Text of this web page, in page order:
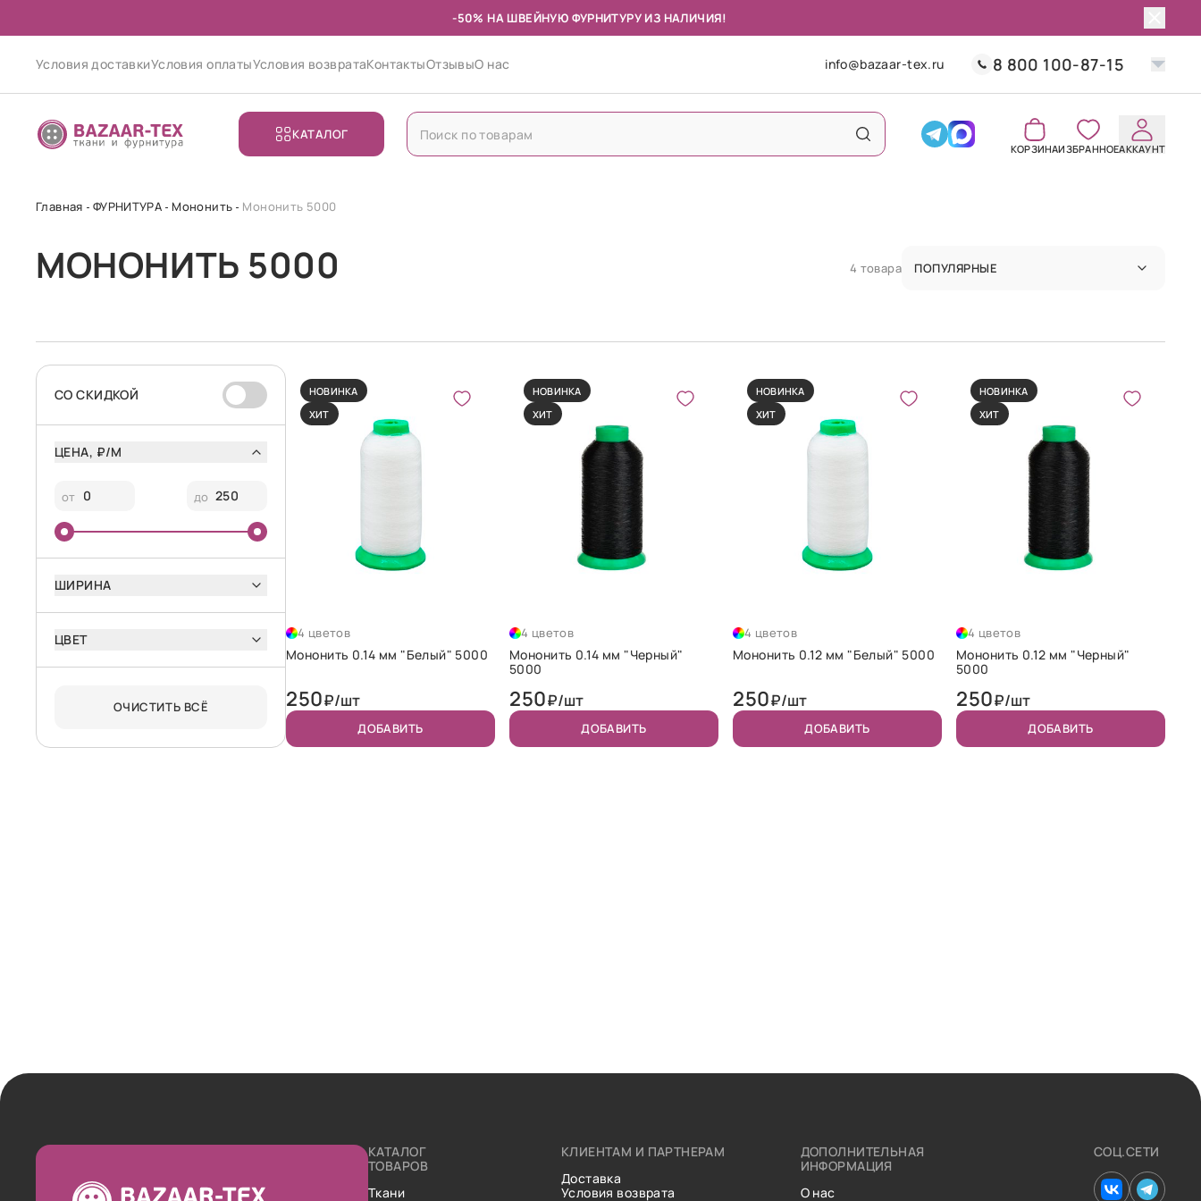
-50% НА ШВЕЙНУЮ ФУРНИТУРУ ИЗ НАЛИЧИЯ!
Условия доставкиУсловия оплатыУсловия возвратаКонтактыОтзывыО нас info@bazaar-tex.ru 8 800 100-87-15
КАТАЛОГ
КОРЗИНАИЗБРАННОЕАККАУНТ
Главная ФУРНИТУРА Мононить Мононить 5000
МОНОНИТЬ 5000 4 товара ПОПУЛЯРНЫЕ
CО СКИДКОЙ
ЦЕНА, ₽/М
от до
ШИРИНА
ЦВЕТ
ОЧИСТИТЬ ВСЁ
НОВИНКА
ХИТ
4 цветов
Мононить 0.14 мм "Белый" 5000
250₽/шт
ДОБАВИТЬ
НОВИНКА
ХИТ
4 цветов
Мононить 0.14 мм "Черный"
5000
250₽/шт
ДОБАВИТЬ
НОВИНКА
ХИТ
4 цветов
Мононить 0.12 мм "Белый" 5000
250₽/шт
ДОБАВИТЬ
НОВИНКА
ХИТ
4 цветов
Мононить 0.12 мм "Черный"
5000
250₽/шт
ДОБАВИТЬ
КАТАЛОГ
ТОВАРОВ
Ткани
КЛИЕНТАМ И ПАРТНЕРАМ
Доставка
Условия возврата
ДОПОЛНИТЕЛЬНАЯ
ИНФОРМАЦИЯ
О нас
СОЦ.СЕТИ